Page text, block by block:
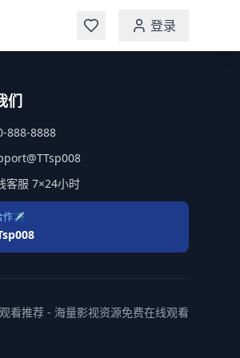
登录
们
888-8888
客服 7×24小时
作✈️
看推荐 - 海量影视资源免费在线观看